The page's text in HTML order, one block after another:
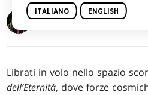
Jubilee Finnegan
Librati in volo nello spazio
dell’Eternità, dove forze
ITALIANO ENGLISH